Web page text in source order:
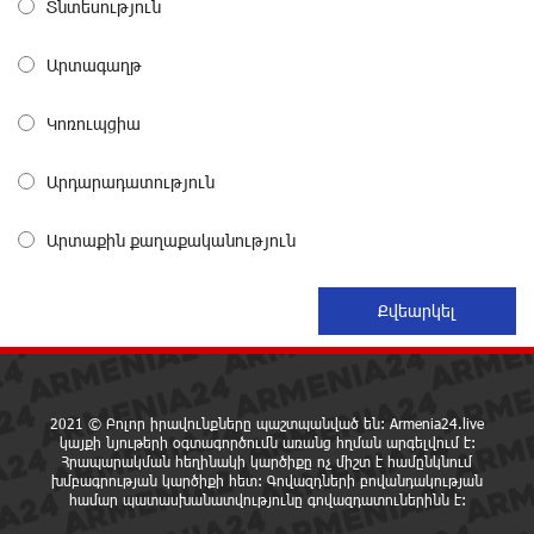
«Սմայլ Սվիթ»-ի զարգացման ճանապարհը
Ինչպես է ՔՊ-ն «հարգում» ժողովրդի քվեն.
Ընդդիմությունը պետք է օր առաջ համախմբվի այս
Մանվելյան
Դուք ու ձեր անտաղանդ շոուները ոչ ավելին են,
քան անհաջող ու չստացված դերասանի թատրոն.
Աննա Կոստանյան
Տնտեսություն
Արտագաղթ
Կոռուպցիա
Արդարադատություն
Արտաքին քաղաքականություն
2021 © Բոլոր իրավունքները պաշտպանված են: Armenia24.live
կայքի նյութերի օգտագործումն առանց հղման արգելվում է:
Հրապարակման հեղինակի կարծիքը ոչ միշտ է համընկնում
խմբագրության կարծիքի հետ: Գովազդների բովանդակության
համար պատասխանատվությունը գովազդատուներինն է: